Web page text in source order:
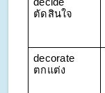
decide
ตัดสินใจ
decorate
ตกแต่ง